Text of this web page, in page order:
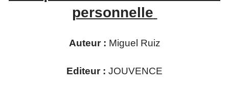
personnelle
Auteur : Miguel Ruiz
Editeur : JOUVENCE